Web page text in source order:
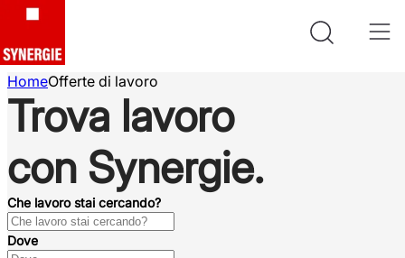
HomeOfferte di lavoro
Trova lavoro
con Synergie.
Che lavoro stai cercando?
Dove